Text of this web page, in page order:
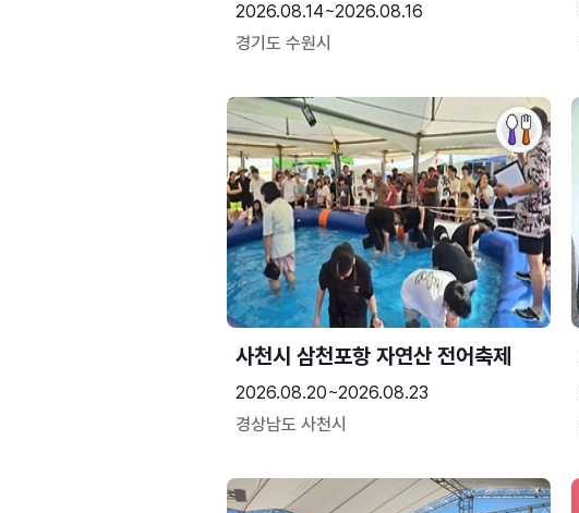
2026.08.14~2026.08.16
경기도 수원시
사천시 삼천포항 자연산 전어축제
2026.08.20~2026.08.23
경상남도 사천시